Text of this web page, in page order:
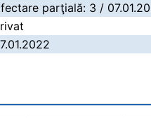
parţială: 3 /